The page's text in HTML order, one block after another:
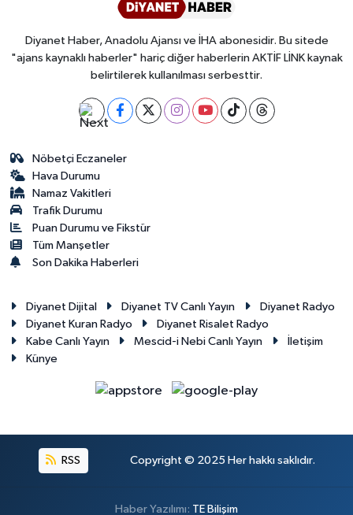
Diyanet Haber, Anadolu Ajansı ve İHA abonesidir. Bu sitede
"ajans kaynaklı haberler" hariç diğer haberlerin AKTİF LİNK kaynak
belirtilerek kullanılması serbesttir.
Nöbetçi Eczaneler
Hava Durumu
Namaz Vakitleri
Trafik Durumu
Puan Durumu ve Fikstür
Tüm Manşetler
Son Dakika Haberleri
Diyanet Dijital Diyanet TV Canlı Yayın
Diyanet Radyo
Diyanet Kuran Radyo
Diyanet Risalet Radyo
Kabe Canlı Yayın
Mescid-i Nebi Canlı Yayın
İletişim
Künye
RSS Copyright © 2025 Her hakkı saklıdır.
Haber Yazılımı: TE Bilişim